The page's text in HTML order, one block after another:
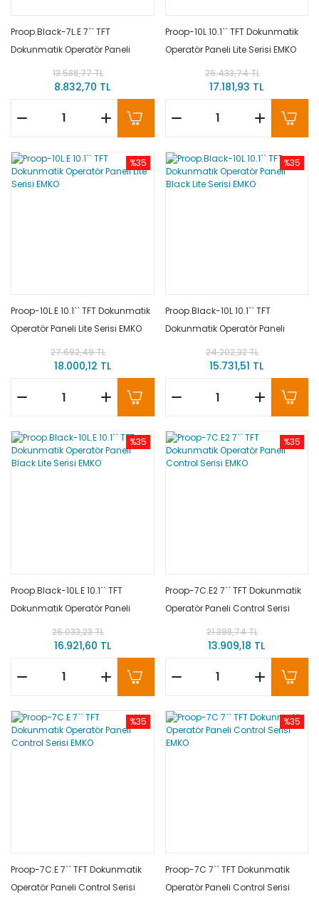
Proop.Black-7L.E 7`` TFT
Dokunmatik Operatör Paneli
Black Lite Serisi EMKO
13.588,77 TL
8.832,70 TL
Proop-10L 10.1`` TFT Dokunmatik
Operatör Paneli Lite Serisi EMKO
26.433,74 TL
17.181,93 TL
%35
Proop-10L.E 10.1`` TFT Dokunmatik
Operatör Paneli Lite Serisi EMKO
27.692,49 TL
18.000,12 TL
%35
Proop.Black-10L 10.1`` TFT
Dokunmatik Operatör Paneli
Black Lite Serisi EMKO
24.202,32 TL
15.731,51 TL
%35
Proop.Black-10L.E 10.1`` TFT
Dokunmatik Operatör Paneli
Black Lite Serisi EMKO
26.033,23 TL
16.921,60 TL
%35
Proop-7C.E2 7`` TFT Dokunmatik
Operatör Paneli Control Serisi
21.398,74 TL
13.909,18 TL
%35
Proop-7C.E 7`` TFT Dokunmatik
Operatör Paneli Control Serisi
%35
Proop-7C 7`` TFT Dokunmatik
Operatör Paneli Control Serisi